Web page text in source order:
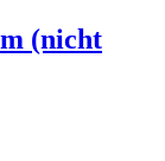
(nicht